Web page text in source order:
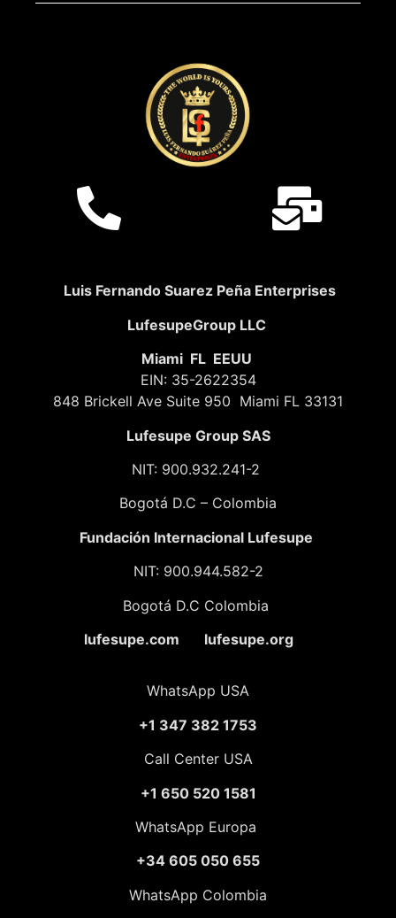
Luis Fernando Suarez Peña Enterprises
LufesupeGroup LLC
Miami FL EEUU
EIN: 35-2622354
848 Brickell Ave Suite 950 Miami FL 33131
Lufesupe Group SAS
NIT: 900.932.241-2
Bogotá D.C – Colombia
Fundación Internacional Lufesupe
NIT: 900.944.582-2
Bogotá D.C Colombia
lufesupe.com lufesupe.org
WhatsApp USA
+1 347 382 1753
Call Center USA
+1 650 520 1581
WhatsApp Europa
+34 605 050 655
WhatsApp Colombia